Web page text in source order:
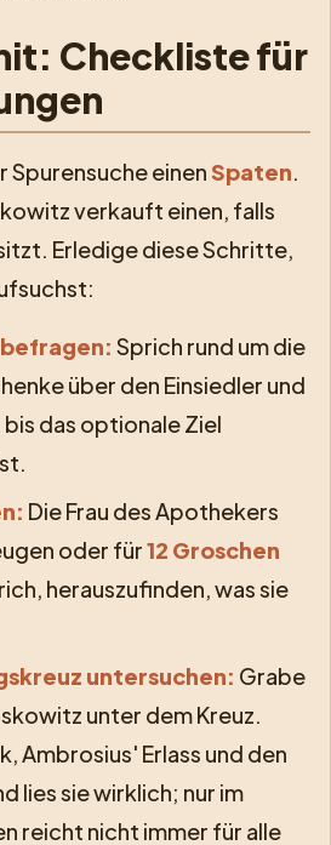
Checkliste für
Spurensuche einenSpaten.
verkauft einen, falls
Erledige diese Schritte,
Sprich rund um die
über den Einsiedler und
das optionale Ziel
Die Frau des Apothekers
oder für12 Groschen
herauszufinden, was sie
untersuchen: Grabe
unter dem Kreuz.
Ambrosius' Erlass und den
lies sie wirklich; nur im
reicht nicht immer für alle